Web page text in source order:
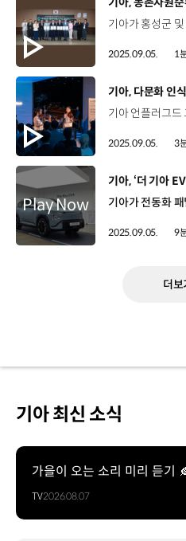
2025.09.05. 1
[동영상]
2025.09.05. 3
[동영상]
기아, ‘더 기아
2025.09.05. 9
더보
기아 최신 소식
가을이 오는 소리 미리 듣기
TV2026.08.07